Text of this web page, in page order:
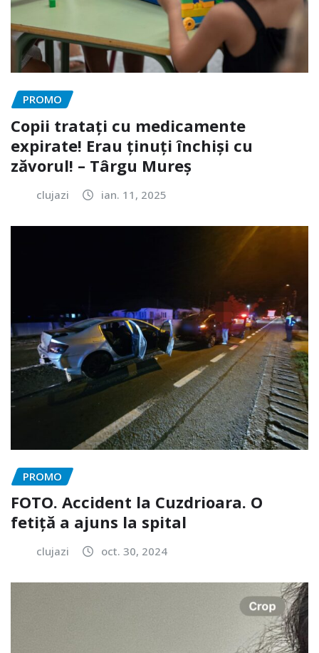
PROMO
Copii tratați cu medicamente
expirate! Erau ținuți închiși cu
zăvorul! – Târgu Mureș
clujazi ian. 11, 2025
PROMO
FOTO. Accident la Cuzdrioara. O
fetiță a ajuns la spital
clujazi oct. 30, 2024